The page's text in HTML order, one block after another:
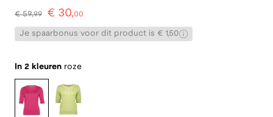
€59,99 € 30,00
Je spaarbonus voor dit product is € 1,50
In 2 kleuren roze